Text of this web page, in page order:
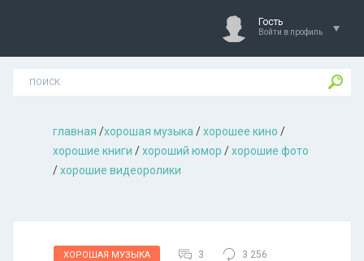
Гость
Войти в профиль
главная /хорошая музыкa /хорошее кино /
хорошие книги /хороший юмор /хорошие фото
/хорошие видеоролики
ХОРОШАЯ МУЗЫКА 3 3 256